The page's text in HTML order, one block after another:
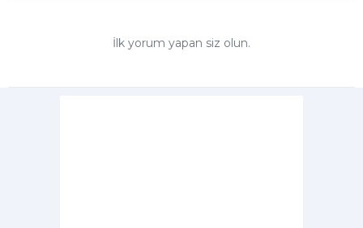
İlk yorum yapan siz olun.